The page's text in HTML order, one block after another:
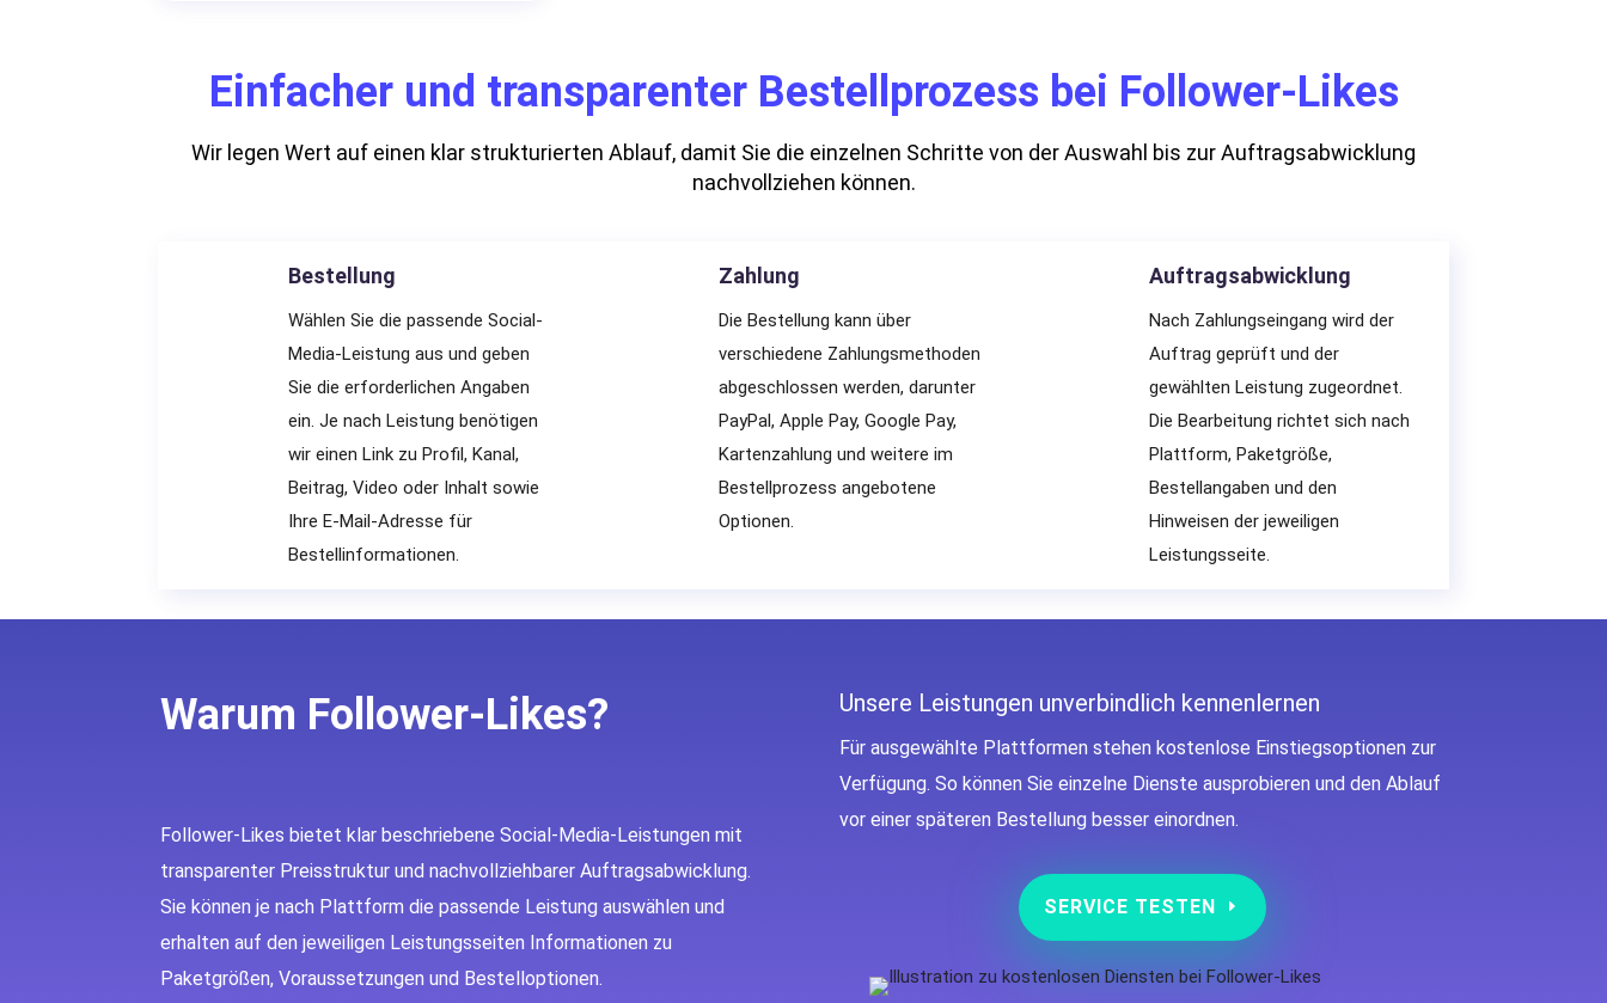
Einfacher und transparenter Bestellprozess bei Follower-Likes
Wir legen Wert auf einen klar strukturierten Ablauf, damit Sie die einzelnen Schritte von der Auswahl bis zur Auftragsabwicklung
nachvollziehen können.
Bestellung
Wählen Sie die passende Social-
Media-Leistung aus und geben
Sie die erforderlichen Angaben
ein. Je nach Leistung benötigen
wir einen Link zu Profil, Kanal,
Beitrag, Video oder Inhalt sowie
Ihre E-Mail-Adresse für
Bestellinformationen.
Zahlung
Die Bestellung kann über
verschiedene Zahlungsmethoden
abgeschlossen werden, darunter
PayPal, Apple Pay, Google Pay,
Kartenzahlung und weitere im
Bestellprozess angebotene
Optionen.
Auftragsabwicklung
Nach Zahlungseingang wird der
Auftrag geprüft und der
gewählten Leistung zugeordnet.
Die Bearbeitung richtet sich nach
Plattform, Paketgröße,
Bestellangaben und den
Hinweisen der jeweiligen
Leistungsseite.
Warum Follower-Likes?
Follower-Likes bietet klar beschriebene Social-Media-Leistungen mit
transparenter Preisstruktur und nachvollziehbarer Auftragsabwicklung.
Sie können je nach Plattform die passende Leistung auswählen und
erhalten auf den jeweiligen Leistungsseiten Informationen zu
Paketgrößen, Voraussetzungen und Bestelloptionen.
Unsere Leistungen unverbindlich kennenlernen
Für ausgewählte Plattformen stehen kostenlose Einstiegsoptionen zur
Verfügung. So können Sie einzelne Dienste ausprobieren und den Ablauf
vor einer späteren Bestellung besser einordnen.
SERVICE TESTEN